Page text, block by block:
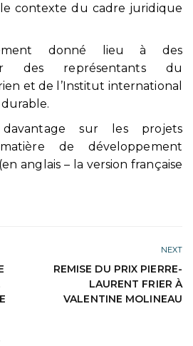
contexte du cadre juridique
donné lieu à des
des représentants du
et de l’Institut international
sur les projets
de développement
anglais – la version française
NEXT
REMISE DU PRIX PIERRE-
LAURENT FRIER À
VALENTINE MOLINEAU